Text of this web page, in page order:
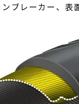
ブレーカー、